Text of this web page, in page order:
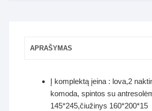
APRAŠYMAS
Į komplektą įeina : lova,2
komoda, spintos su
145*245,čiužinys 160*200*15